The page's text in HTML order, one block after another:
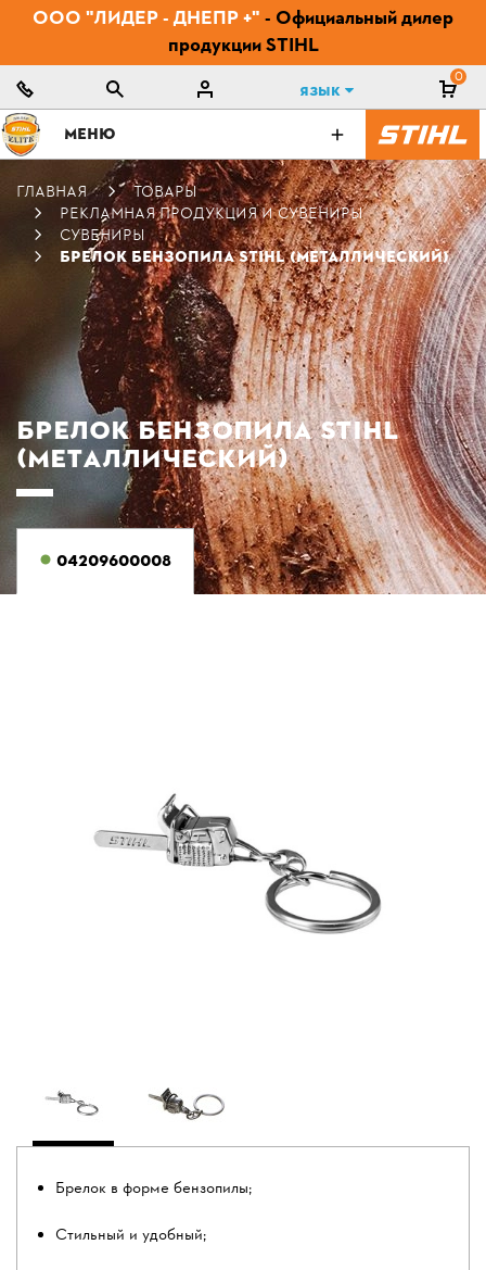
ООО "ЛИДЕР - ДНЕПР +" - Официальный дилер
продукции STIHL
Язык
0
МЕНЮ
ГЛАВНАЯ
ТОВАРЫ
РЕКЛАМНАЯ ПРОДУКЦИЯ И СУВЕНИРЫ
СУВЕНИРЫ
БРЕЛОК БЕНЗОПИЛА STIHL (МЕТАЛЛИЧЕСКИЙ)
БРЕЛОК БЕНЗОПИЛА STIHL
(МЕТАЛЛИЧЕСКИЙ)
04209600008
Брелок в форме бензопилы;
Стильный и удобный;